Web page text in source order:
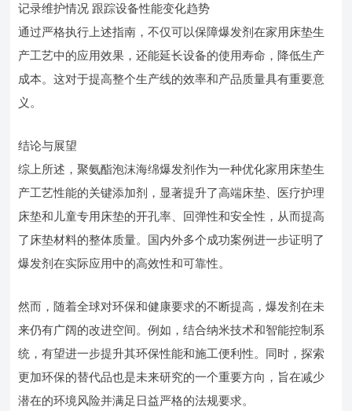
记录维护情况 跟踪设备性能变化趋势
通过严格执行上述指南，不仅可以保障爆发剂在家用床垫生
产工艺中的应用效果，还能延长设备的使用寿命，降低生产
成本。这对于提高整个生产线的效率和产品质量具有重要意
义。
结论与展望
综上所述，聚氨酯泡沫海绵爆发剂作为一种优化家用床垫生
产工艺性能的关键添加剂，显著提升了高端床垫、医疗护理
床垫和儿童专用床垫的开孔率、回弹性和安全性，从而提高
了床垫材料的整体质量。国内外多个成功案例进一步证明了
爆发剂在实际应用中的高效性和可靠性。
然而，随着全球对环保和健康要求的不断提高，爆发剂在未
来仍有广阔的改进空间。例如，结合纳米技术和智能控制系
统，有望进一步提升其环保性能和施工便利性。同时，探索
更加环保的替代品也是未来研究的一个重要方向，旨在减少
潜在的环境风险并满足日益严格的法规要求。